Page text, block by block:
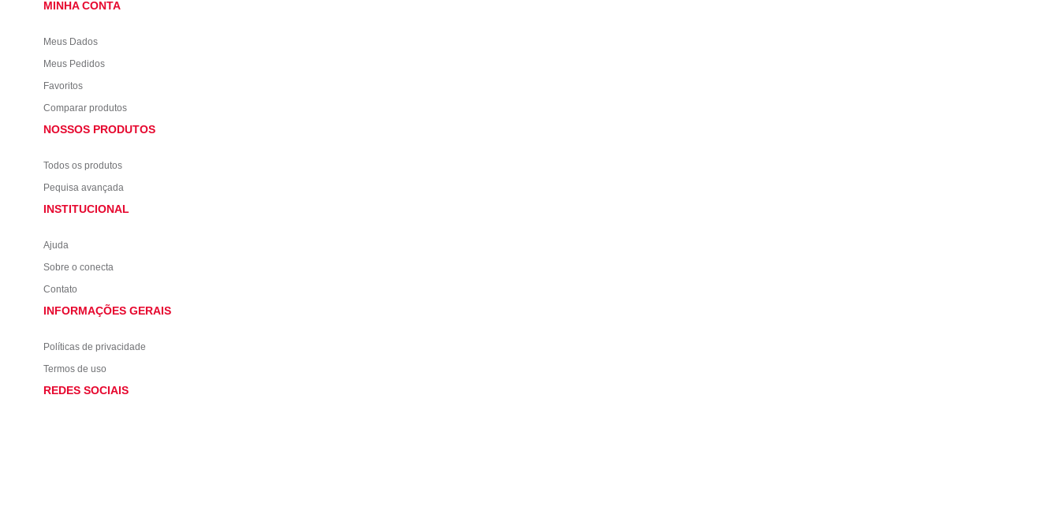
MINHA CONTA
Meus Dados
Meus Pedidos
Favoritos
Comparar produtos
NOSSOS PRODUTOS
Todos os produtos
Pequisa avançada
INSTITUCIONAL
Ajuda
Sobre o conecta
Contato
INFORMAÇÕES GERAIS
Políticas de privacidade
Termos de uso
REDES SOCIAIS